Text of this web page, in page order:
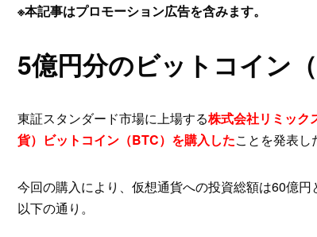
※本記事はプロモーション広告を含みます。
5億円分のビットコイン
東証スタンダード市場に上場する株式会社リミック
貨）ビットコイン（BTC）を購入したことを発表し
今回の購入により、仮想通貨への投資総額は60億
以下の通り。